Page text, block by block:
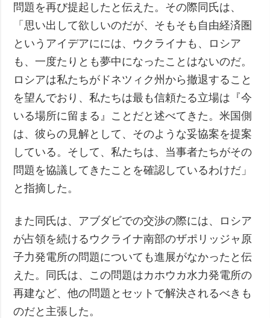
問題を再び提起したと伝えた。その際同氏は、
「思い出して欲しいのだが、そもそも自由経済圏
というアイデアにには、ウクライナも、ロシア
も、一度たりとも夢中になったことはないのだ。
ロシアは私たちがドネツィク州から撤退すること
を望んでおり、私たちは最も信頼たる立場は『今
いる場所に留まる』ことだと述べてきた。米国側
は、彼らの見解として、そのような妥協案を提案
している。そして、私たちは、当事者たちがその
問題を協議してきたことを確認しているわけだ」
と指摘した。
また同氏は、アブダビでの交渉の際には、ロシア
が占領を続けるウクライナ南部のザポリッジャ原
子力発電所の問題についても進展がなかったと伝
えた。同氏は、この問題はカホウカ水力発電所の
再建など、他の問題とセットで解決されるべきも
のだと主張した。